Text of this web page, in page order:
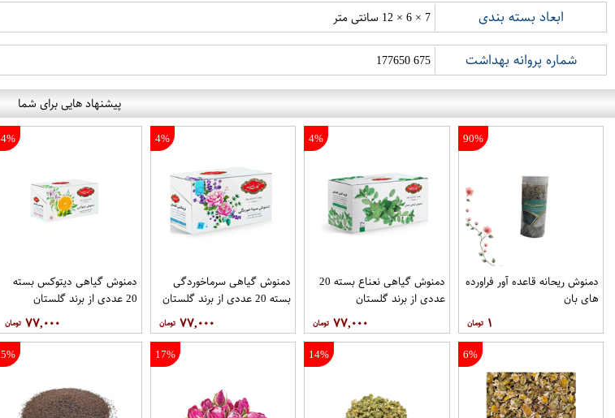
ابعاد بسته بندی 7 × 6 × 12 سانتی متر
شماره پروانه بهداشت 675 177650
پیشنهاد هایی برای شما
90%
دمنوش ریحانه قاعده آور فراورده
های بان
۱
4%
دمنوش گیاهی نعناع بسته 20
عددی از برند گلستان
۷۷,۰۰۰
4%
دمنوش گیاهی سرماخوردگی
بسته 20 عددی از برند گلستان
۷۷,۰۰۰
4%
دمنوش گیاهی دیتوکس بسته
20 عددی از برند گلستان
۷۷,۰۰۰
6%
14%
17%
5%